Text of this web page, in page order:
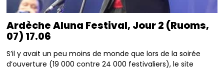
Ardèche Aluna Festival, Jour 2 (Ruoms,
07) 17.06
S’il y avait un peu moins de monde que lors de la soirée
d’ouverture (19 000 contre 24 000 festivaliers), le site